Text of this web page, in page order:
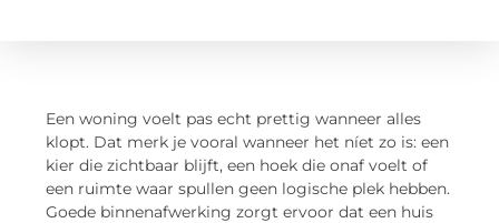
Een woning voelt pas echt prettig wanneer alles
klopt. Dat merk je vooral wanneer het níet zo is: een
kier die zichtbaar blijft, een hoek die onaf voelt of
een ruimte waar spullen geen logische plek hebben.
Goede binnenafwerking zorgt ervoor dat een huis